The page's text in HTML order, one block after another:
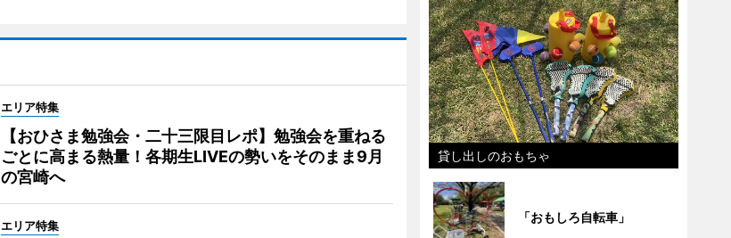
エリア特集
【おひさま勉強会・二十三限目レポ】勉強会を重ねる
ごとに高まる熱量！各期生LIVEの勢いをそのまま9月
の宮崎へ
エリア特集
貸し出しのおもちゃ
「おもしろ自転車」